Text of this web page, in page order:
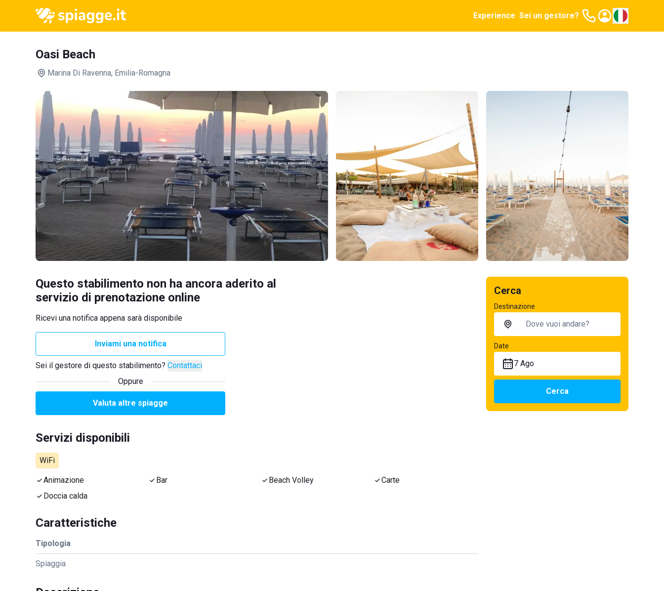
Experience Sei un gestore?
Oasi Beach
Marina Di Ravenna, Emilia-Romagna
Questo stabilimento non ha ancora aderito al
servizio di prenotazione online
Ricevi una notifica appena sarà disponibile
Inviami una notifica
Sei il gestore di questo stabilimento? Contattaci
Oppure
Valuta altre spiagge
Servizi disponibili
WiFi
Animazione Bar Beach Volley
Carte
Doccia calda
Caratteristiche
Tipologia
Spiaggia
Cerca
Destinazione
Date
7 Ago
Cerca